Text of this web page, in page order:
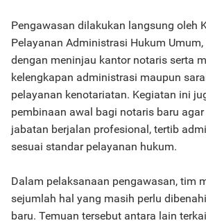
Pengawasan dilakukan langsung oleh
Pelayanan Administrasi Hukum
dengan meninjau kantor notaris serta
kelengkapan administrasi maupun
pelayanan kenotariatan. Kegiatan ini
pembinaan awal bagi notaris baru
jabatan berjalan profesional, tertib
sesuai standar pelayanan hukum.
Dalam pelaksanaan pengawasan, tim
sejumlah hal yang masih perlu
baru. Temuan tersebut antara lain